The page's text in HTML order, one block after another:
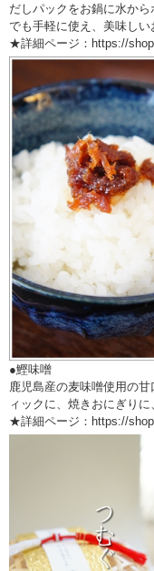
だしパックをお鍋に水か
でも手軽に使え、美味しい
★詳細ページ：https://
●鰹味噌
鹿児島産の麦味噌使用の
ィックに、焼きおにぎりに
★詳細ページ：https://